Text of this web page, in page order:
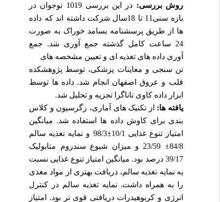
روش بررسی:
در این بررسی 1019 نوجوان در
بازه سنی11 تا 18سال شرکت داشته اند که داده
ها از طریق پرسشنامه بسامد خوراک به صورت
24 ساعت کامل گذشته جمع آوری شد. جمع
آوری داده های تغذیه ای و تعیین مشخصه های
تن سنجی و معاینات پزشکی، توسط پژوهشکده
قلب و عروق اصفهان انجام شد. داده ها توسط
ابزار داده کاوی تاناگرا تجزیه و تحلیل شد.
یافته ها:از تکنیک های آماری، رگرسیون و کلاس
بندی برای کاوش داده ها استفاده شد. میانگین
امتیاز تنوع غذایی 10/1
±
98/3 و نمایه تغذیه سالم
84/8
±
23/59 و میزان شیوع سندروم متابولیک
39/17 درصد بود. میانگین امتیاز تنوع غذایی نسبت
به نمایه تغذیه سالم، دریافت بهتری از مواد مغذی
را به همراه داشت. نمایه تغذیه سالم در کنترل
انرژی و کربوهیدرات دریافتی قوی تر بود. امتیاز